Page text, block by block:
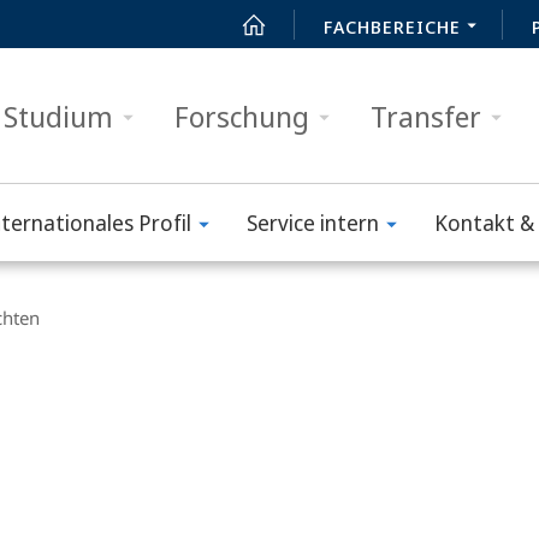
FACHBEREICHE
Studium Forschung Transfer
Profil Service intern Kontakt &